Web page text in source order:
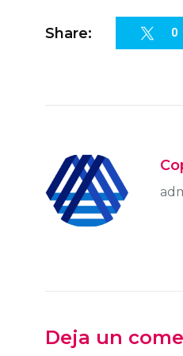
Share: 0
Deja un